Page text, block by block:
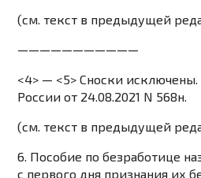
(см. текст в предыдущей
———————————
<4> — <5> Сноски
России от 24.08.2021 N 568н.
(см. текст в предыдущей
6. Пособие по безработице
с первого дня признания их